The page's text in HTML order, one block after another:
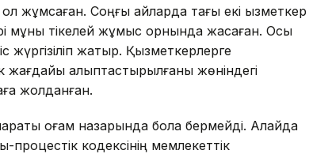
жұмсаған. Соңғы айларда тағы екі қызметкер
мұны тікелей жұмыс орнында жасаған. Осы
жүргізіліп жатыр. Қызметкерлерге
жағдайы қалыптастырылғаны жөніндегі
жолданған.
қоғам назарында бола бермейді. Алайда
процестік кодексінің мемлекеттік